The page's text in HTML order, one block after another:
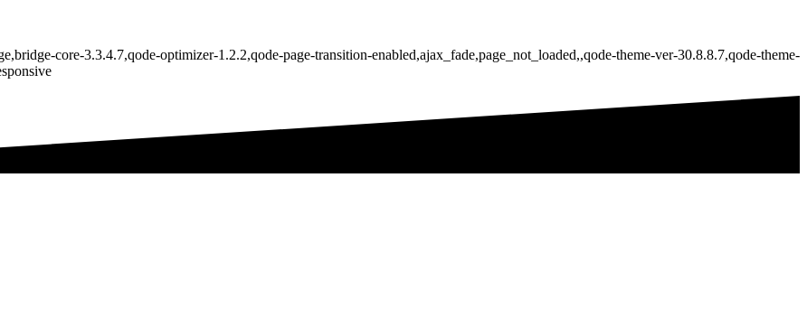
core-3.3.4.7,qode-optimizer-1.2.2,qode-page-transition-enabled,ajax_fade,page_not_loaded,,qode-theme-ver-30.8.8.7,qode-theme-